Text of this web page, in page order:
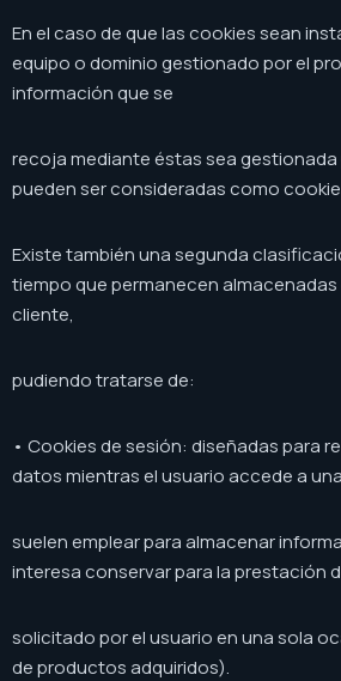
En el caso de que las cookies sean
equipo o dominio gestionado por el
información que se
recoja mediante éstas sea
pueden ser consideradas como
Existe también una segunda
tiempo que permanecen almacenadas
cliente,
pudiendo tratarse de:
• Cookies de sesión: diseñadas para
datos mientras el usuario accede a
suelen emplear para almacenar
interesa conservar para la prestación
solicitado por el usuario en una sola
de productos adquiridos).